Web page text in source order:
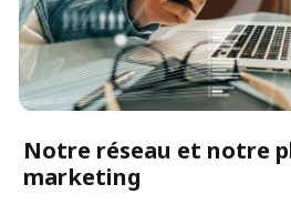
Notre réseau et notre
marketing